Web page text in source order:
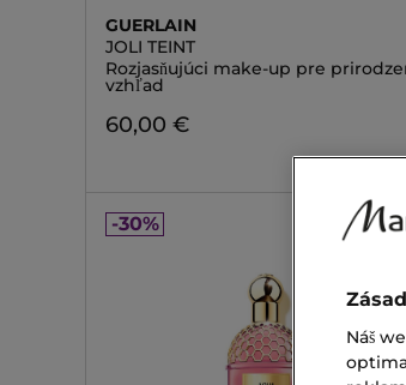
GUERLAIN
JOLI TEINT
Rozjasňujúci make-up pre
vzhľad
60,00 €
-30%
Náš